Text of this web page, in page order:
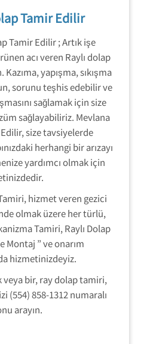
Tamir Edilir
Tamir Edilir ; Artık işe
acı veren Raylı dolap
yapışma, sıkışma
sorunu teşhis edebilir ve
sağlamak için size
sağlayabiliriz. Mevlana
size tavsiyelerde
herhangi bir arızayı
yardımcı olmak için
hizmet veren gezici
olmak üzere her türlü,
Tamiri, Raylı Dolap
Montaj ” ve onarım
hizmetinizdeyiz.
veya bir, ray dolap tamiri,
(554) 858-1312 numaralı
arayın.